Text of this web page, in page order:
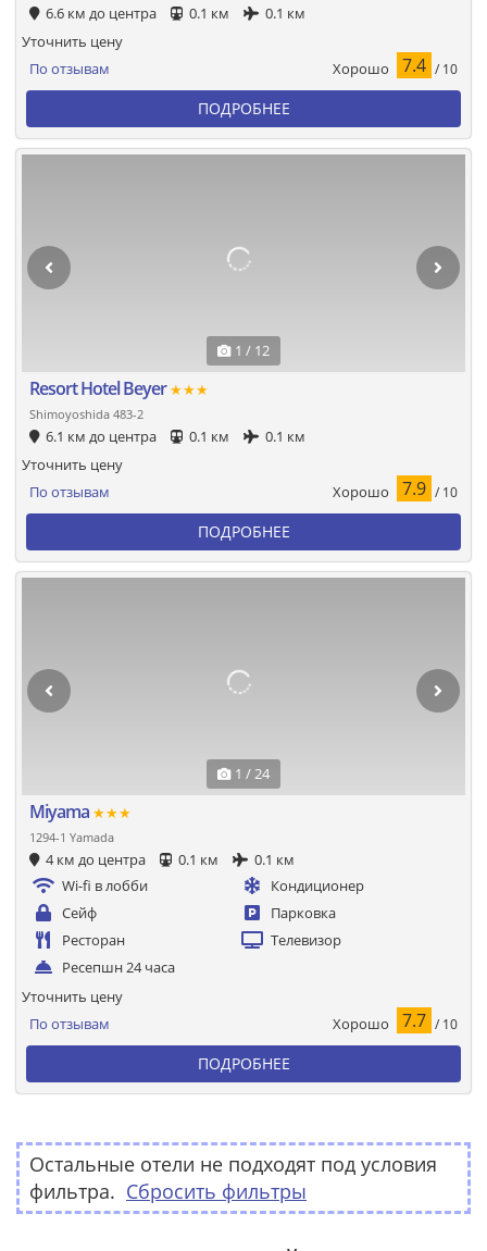
6.6 км до центра 0.1 км 0.1 км
По отзывам Хорошо 7.4 / 10
Уточнить цену
ПОДРОБНЕЕ
1 / 12
Resort Hotel Beyer★★★
Shimoyoshida 483-2
6.1 км до центра 0.1 км 0.1 км
По отзывам Хорошо 7.9 / 10
Уточнить цену
ПОДРОБНЕЕ
1 / 24
Miyama ★★★
1294-1 Yamada
4 км до центра 0.1 км
0.1 км
Wi-fi в лобби
Кондиционер
Сейф
Парковка
Ресторан
Телевизор
Ресепшн 24 часа
По отзывам Хорошо 7.7 / 10
Уточнить цену
ПОДРОБНЕЕ
Остальные отели не подходят под условия
фильтра. Сбросить фильтры